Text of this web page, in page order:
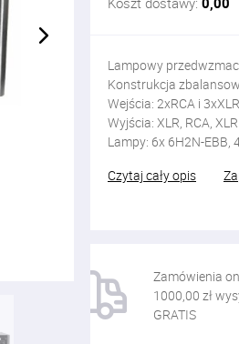
Lampowy
Konstrukcja
Wejścia: 2xRCA i 3xXLR
Wyjścia: XLR, RCA,
Lampy: 6x 6H2N-EBB,
Czytaj cały opis
Zamówienia
1000,00 zł
GRATIS